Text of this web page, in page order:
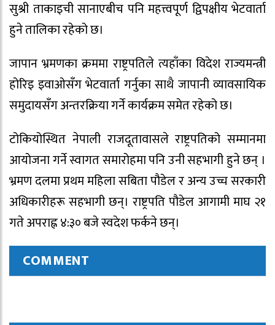
सुश्री ताकाइची सानाएबीच पनि महत्त्वपूर्ण द्विपक्षीय भेटवार्ता
हुने तालिका रहेको छ।
जापान भ्रमणका क्रममा राष्ट्रपतिले त्यहाँका विदेश राज्यमन्त्री
होरिइ इवाओसँग भेटवार्ता गर्नुका साथै जापानी व्यावसायिक
समुदायसँग अन्तरक्रिया गर्ने कार्यक्रम समेत रहेको छ।
टोकियोस्थित नेपाली राजदूतावासले राष्ट्रपतिको सम्मानमा
आयोजना गर्ने स्वागत समारोहमा पनि उनी सहभागी हुने छन् ।
भ्रमण दलमा प्रथम महिला सबिता पौडेल र अन्य उच्च सरकारी
अधिकारीहरू सहभागी छन्। राष्ट्रपति पौडेल आगामी माघ २१
गते अपराह्न ४:३० बजे स्वदेश फर्कने छन्।
COMMENT